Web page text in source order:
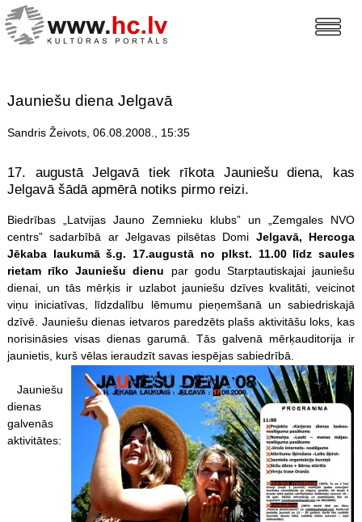
Jauniešu diena Jelgavā
Sandris Žeivots, 06.08.2008., 15:35
17. augustā Jelgavā tiek rīkota Jauniešu diena, kas
Jelgavā šādā apmērā notiks pirmo reizi.
Biedrības „Latvijas Jauno Zemnieku klubs” un „Zemgales NVO
centrs” sadarbībā ar Jelgavas pilsētas Domi Jelgavā, Hercoga
Jēkaba laukumā š.g. 17.augustā no plkst. 11.00 līdz saules
rietam rīko Jauniešu dienu par godu Starptautiskajai jauniešu
dienai, un tās mērķis ir uzlabot jauniešu dzīves kvalitāti, veicinot
viņu iniciatīvas, līdzdalību lēmumu pieņemšanā un sabiedriskajā
dzīvē. Jauniešu dienas ietvaros paredzēts plašs aktivitāšu loks, kas
norisināsies visas dienas garumā. Tās galvenā mērķauditorija ir
jaunietis, kurš vēlas ieraudzīt savas iespējas sabiedrībā.
Jauniešu
dienas
galvenās
aktivitātes: